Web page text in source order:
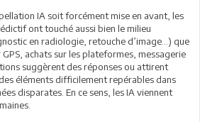
IA soit forcément mise en avant, les
ont touché aussi bien le milieu
en radiologie, retouche d’image…) que
achats sur les plateformes, messagerie
suggèrent des réponses ou attirent
éléments difficilement repérables dans
disparates. En ce sens, les IA viennent